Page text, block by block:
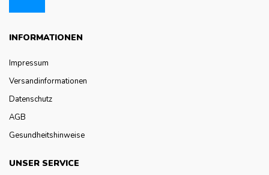
INFORMATIONEN
Impressum
Versandinformationen
Datenschutz
AGB
Gesundheitshinweise
UNSER SERVICE